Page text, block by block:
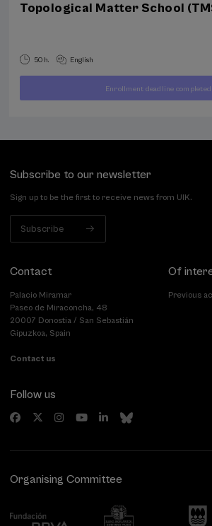
Topological Matter School
50 h. English
... FROM400
Last
places
Free
Date
expired
Enrollment deadline completed
Subscribe to our newsletter
Sign up to be the first to receive news from UIK.
Subscribe
Contact
Palacio Miramar
Paseo de Miraconcha, 48
20007 Donostia / San Sebastián
Gipuzkoa, Spain
Contact us
Of
Previous
Follow us
Organising Committee